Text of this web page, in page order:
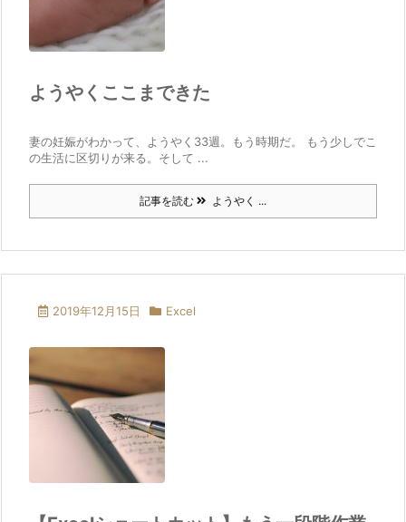
ようやくここまできた
妻の妊娠がわかって、ようやく33週。もう時期だ。 もう少しでこ
の生活に区切りが来る。そして ...
記事を読む ようやく ...
2019年12月15日 Excel